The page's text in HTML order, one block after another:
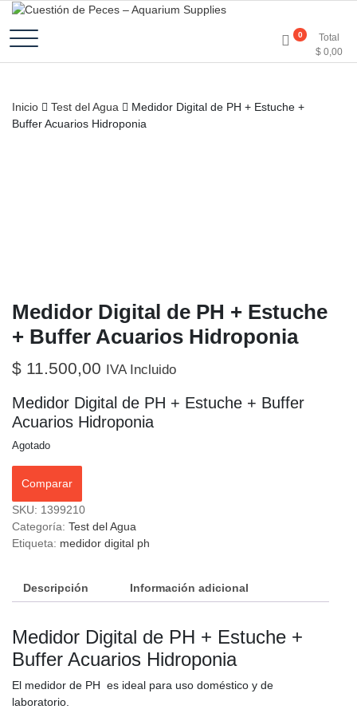
Cuestión de Peces –
Aquarium Supplies
0
Total
$ 0,00
Inicio Test del Agua
Medidor Digital de PH + Estuche +
Buffer Acuarios Hidroponia
Medidor Digital de PH + Estuche
+ Buffer Acuarios Hidroponia
$ 11.500,00 IVA Incluido
Medidor Digital de PH + Estuche + Buffer
Acuarios Hidroponia
Agotado
Comparar
SKU: 1399210
Categoría: Test del Agua
Etiqueta: medidor digital ph
Descripción Información adicional
Medidor Digital de PH + Estuche +
Buffer Acuarios Hidroponia
El medidor de PH es ideal para uso doméstico y de
laboratorio.